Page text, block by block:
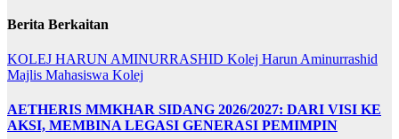
Berita Berkaitan
KOLEJ HARUN AMINURRASHID Kolej Harun Aminurrashid
Majlis Mahasiswa Kolej
AETHERIS MMKHAR SIDANG 2026/2027: DARI VISI KE
AKSI, MEMBINA LEGASI GENERASI PEMIMPIN